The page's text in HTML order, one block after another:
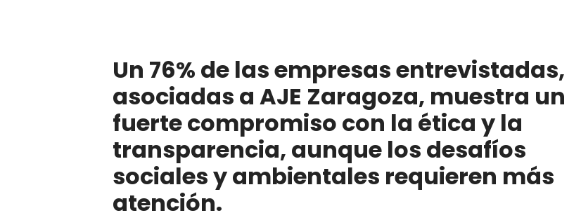
Un 76% de las empresas entrevistadas,
asociadas a AJE Zaragoza, muestra un
fuerte compromiso con la ética y la
transparencia, aunque los desafíos
sociales y ambientales requieren más
atención.